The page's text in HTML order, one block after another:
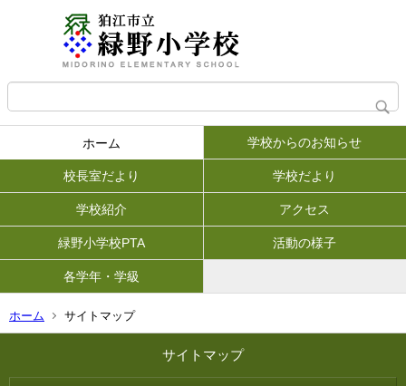
ホーム 学校からのお知らせ
校長室だより 学校だより
学校紹介 アクセス
緑野小学校PTA 活動の様子
各学年・学級
ホーム サイトマップ
サイトマップ